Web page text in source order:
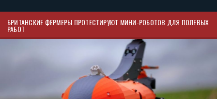
БРИТАНСКИЕ ФЕРМЕРЫ ПРОТЕСТИРУЮТ МИНИ-РОБОТОВ ДЛЯ ПОЛЕВЫХ
РАБОТ